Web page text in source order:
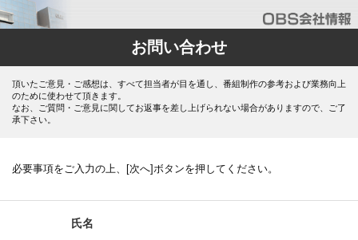
お問い合わせ
頂いたご意見・ご感想は、すべて担当者が目を通し、番組制作の参考および業務向上
のために使わせて頂きます。
なお、ご質問・ご意見に関してお返事を差し上げられない場合がありますので、ご了
承下さい。
必要事項をご入力の上、[次へ]ボタンを押してください。
氏名